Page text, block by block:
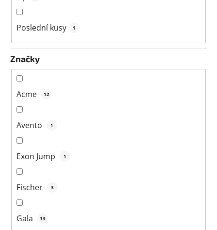
Poslední kusy 1
Značky
Acme 12
Avento 1
Exon Jump 1
Fischer 3
Gala 13